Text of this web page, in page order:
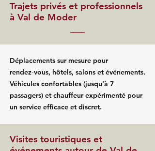
Trajets privés et professionnels
à Val de Moder
Déplacements sur mesure pour
rendez‑vous, hôtels, salons et événements.
Véhicules confortables (jusqu’à 7
passagers) et chauffeur expérimenté pour
un service efficace et discret.
Visites touristiques et